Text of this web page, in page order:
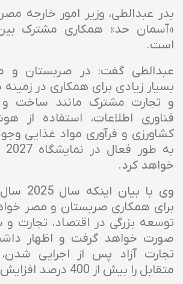
بدر عبدالطی، وزیر امور خارجه
«آسمان حد» همکاری مشترک
است.
عبدالطی گفت: در صربستان و
بسیار زیادی برای همکاری در
و تجارت مشترک مانند ساخت
فناوری اطلاعات، استفاده از
کشاورزی و فرآوری مواد غذایی
خواهد کرد.
وی با
برای همکاری صربستان و مصر
توسعه بزرگی در اقتصاد، تجارت و
صورت خواهد گرفت و اظهار
تجارت آزاد پس از اجرایی
متقابل را بیش از 400 درصد افزایش می دهد.